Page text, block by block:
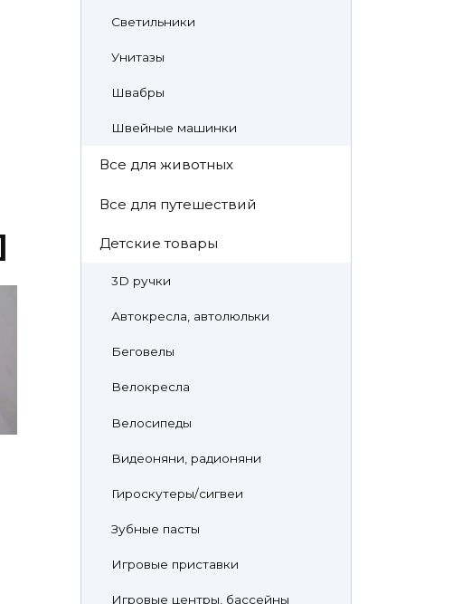
Светильники
Унитазы
Швабры
Швейные машинки
Все для животных
Все для путешествий
Детские товары
3D ручки
Автокресла, автолюльки
Беговелы
Велокресла
Велосипеды
Видеоняни, радионяни
Гироскутеры/сигвеи
Зубные пасты
Игровые приставки
Игровые центры, бассейны